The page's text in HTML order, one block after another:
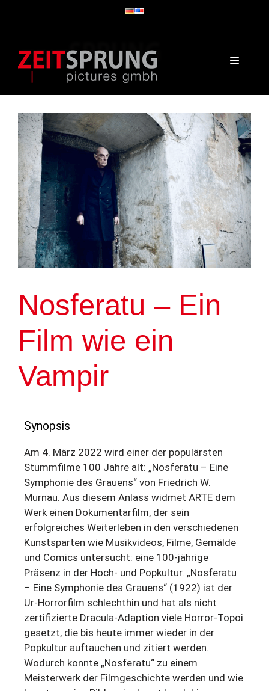
Nosferatu – Ein
Film wie ein
Vampir
Synopsis
Am 4. März 2022 wird einer der populärsten
Stummfilme 100 Jahre alt: „Nosferatu – Eine
Symphonie des Grauens“ von Friedrich W.
Murnau. Aus diesem Anlass widmet ARTE dem
Werk einen Dokumentarfilm, der sein
erfolgreiches Weiterleben in den verschiedenen
Kunstsparten wie Musikvideos, Filme, Gemälde
und Comics untersucht: eine 100-jährige
Präsenz in der Hoch- und Popkultur. „Nosferatu
– Eine Symphonie des Grauens“ (1922) ist der
Ur-Horrorfilm schlechthin und hat als nicht
zertifizierte Dracula-Adaption viele Horror-Topoi
gesetzt, die bis heute immer wieder in der
Popkultur auftauchen und zitiert werden.
Wodurch konnte „Nosferatu“ zu einem
Meisterwerk der Filmgeschichte werden und wie